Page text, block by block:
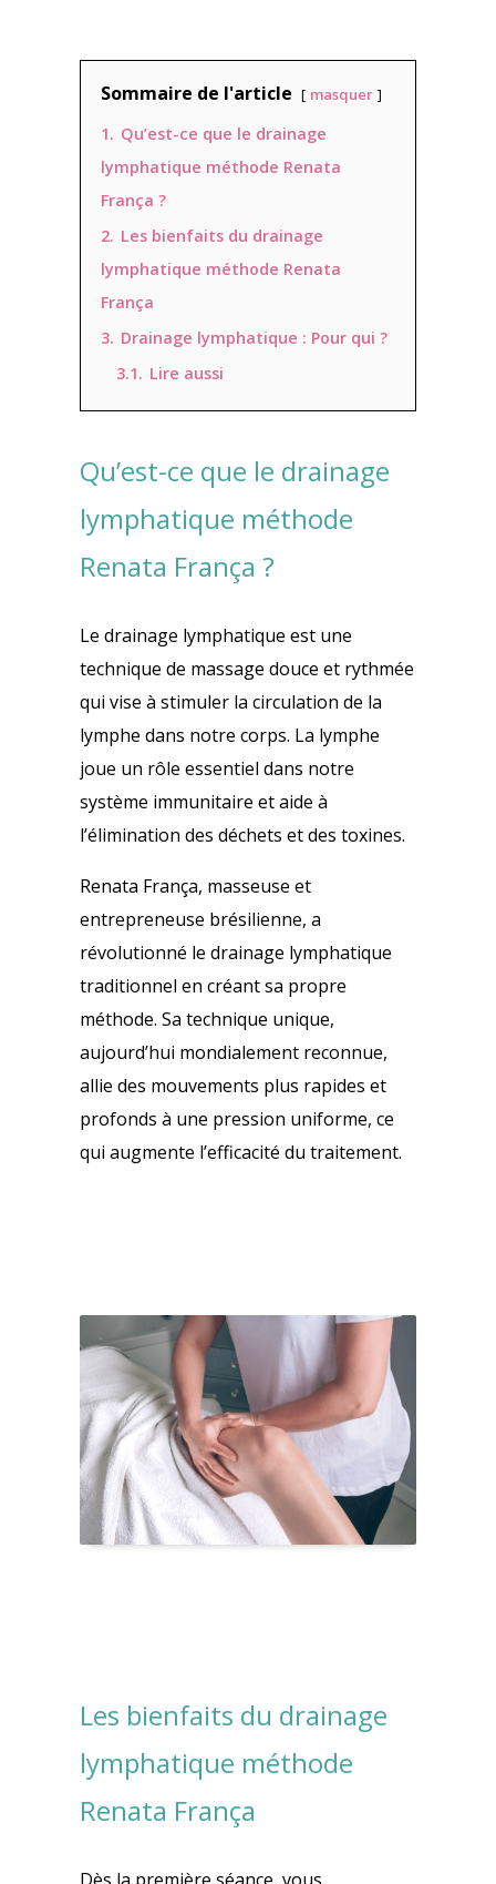
Sommaire de l'article masquer
1. Qu’est-ce que le drainage
lymphatique méthode Renata
França ?
2. Les bienfaits du drainage
lymphatique méthode Renata
França
3. Drainage lymphatique : Pour qui ?
3.1. Lire aussi
Qu’est-ce que le drainage
lymphatique méthode
Renata França ?
Le drainage lymphatique est une
technique de massage douce et rythmée
qui vise à stimuler la circulation de la
lymphe dans notre corps. La lymphe
joue un rôle essentiel dans notre
système immunitaire et aide à
l’élimination des déchets et des toxines.
Renata França, masseuse et
entrepreneuse brésilienne, a
révolutionné le drainage lymphatique
traditionnel en créant sa propre
méthode. Sa technique unique,
aujourd’hui mondialement reconnue,
allie des mouvements plus rapides et
profonds à une pression uniforme, ce
qui augmente l’efficacité du traitement.
Les bienfaits du drainage
lymphatique méthode
Renata França